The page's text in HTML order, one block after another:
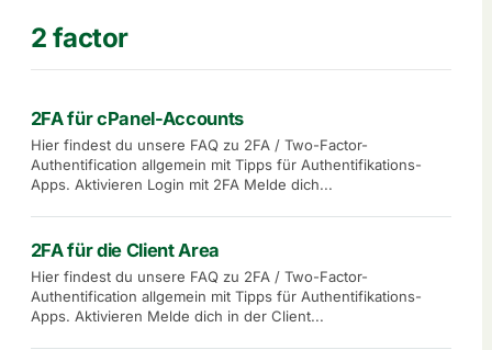
2 factor
2FA für cPanel-Accounts
Hier findest du unsere FAQ zu 2FA / Two-Factor-
Authentification allgemein mit Tipps für Authentifikations-
Apps. Aktivieren Login mit 2FA Melde dich...
2FA für die Client Area
Hier findest du unsere FAQ zu 2FA / Two-Factor-
Authentification allgemein mit Tipps für Authentifikations-
Apps. Aktivieren Melde dich in der Client...